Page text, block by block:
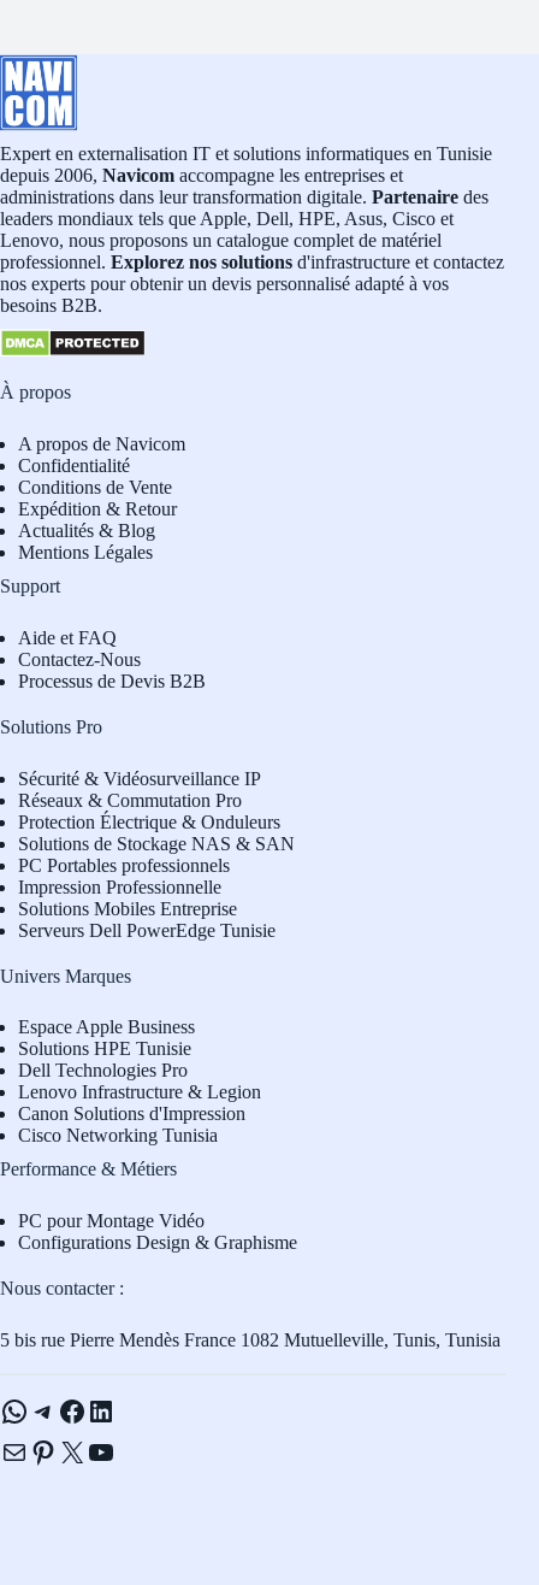
Expert en externalisation IT et solutions informatiques en Tunisie
depuis 2006, Navicom accompagne les entreprises et
administrations dans leur transformation digitale. Partenaire des
leaders mondiaux tels que Apple, Dell, HPE, Asus, Cisco et
Lenovo, nous proposons un catalogue complet de matériel
professionnel. Explorez nos solutions d'infrastructure et contactez
nos experts pour obtenir un devis personnalisé adapté à vos
besoins B2B.
À propos
A propos de Navicom
Confidentialité
Conditions de Vente
Expédition & Retour
Actualités & Blog
Mentions Légales
Support
Aide et FAQ
Contactez-Nous
Processus de Devis B2B
Solutions Pro
Sécurité & Vidéosurveillance IP
Réseaux & Commutation Pro
Protection Électrique & Onduleurs
Solutions de Stockage NAS & SAN
PC Portables professionnels
Impression Professionnelle
Solutions Mobiles Entreprise
Serveurs Dell PowerEdge Tunisie
Univers Marques
Espace Apple Business
Solutions HPE Tunisie
Dell Technologies Pro
Lenovo Infrastructure & Legion
Canon Solutions d'Impression
Cisco Networking Tunisia
Performance & Métiers
PC pour Montage Vidéo
Configurations Design & Graphisme
Nous contacter :
5 bis rue Pierre Mendès France 1082 Mutuelleville, Tunis, Tunisia
WhatsApp
Telegram
Facebook
LinkedIn
E-mailPinterest
X YouTube